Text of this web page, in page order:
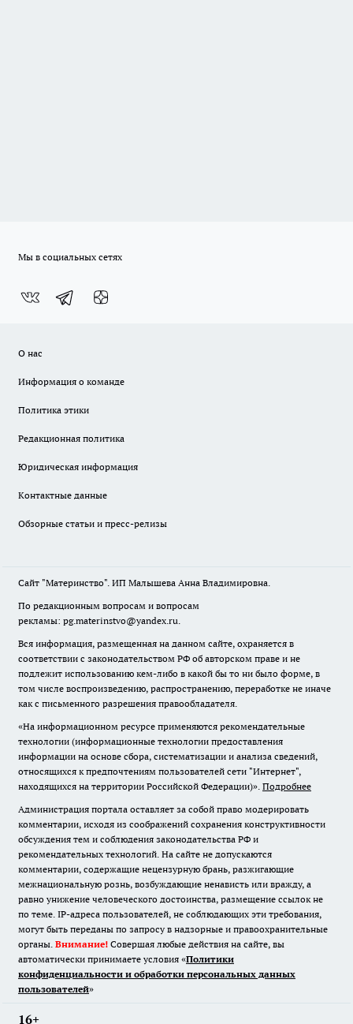
Мы в социальных сетях
О нас
Информация о команде
Политика этики
Редакционная политика
Юридическая информация
Контактные данные
Обзорные статьи и пресс-релизы
Сайт "Материнство". ИП Малышева Анна Владимировна.
По редакционным вопросам и вопросам
рекламы: pg.materinstvo@yandex.ru.
Вся информация, размещенная на данном сайте, охраняется в
соответствии с законодательством РФ об авторском праве и не
подлежит использованию кем-либо в какой бы то ни было форме, в
том числе воспроизведению, распространению, переработке не иначе
как с письменного разрешения правообладателя.
«На информационном ресурсе применяются рекомендательные
технологии (информационные технологии предоставления
информации на основе сбора, систематизации и анализа сведений,
относящихся к предпочтениям пользователей сети "Интернет",
находящихся на территории Российской Федерации)». Подробнее
Администрация портала оставляет за собой право модерировать
комментарии, исходя из соображений сохранения конструктивности
обсуждения тем и соблюдения законодательства РФ и
рекомендательных технологий. На сайте не допускаются
комментарии, содержащие нецензурную брань, разжигающие
межнациональную рознь, возбуждающие ненависть или вражду, а
равно унижение человеческого достоинства, размещение ссылок не
по теме. IP-адреса пользователей, не соблюдающих эти требования,
могут быть переданы по запросу в надзорные и правоохранительные
органы. Внимание! Совершая любые действия на сайте, вы
автоматически принимаете условия «Политики
конфиденциальности и обработки персональных данных
пользователей»
16+